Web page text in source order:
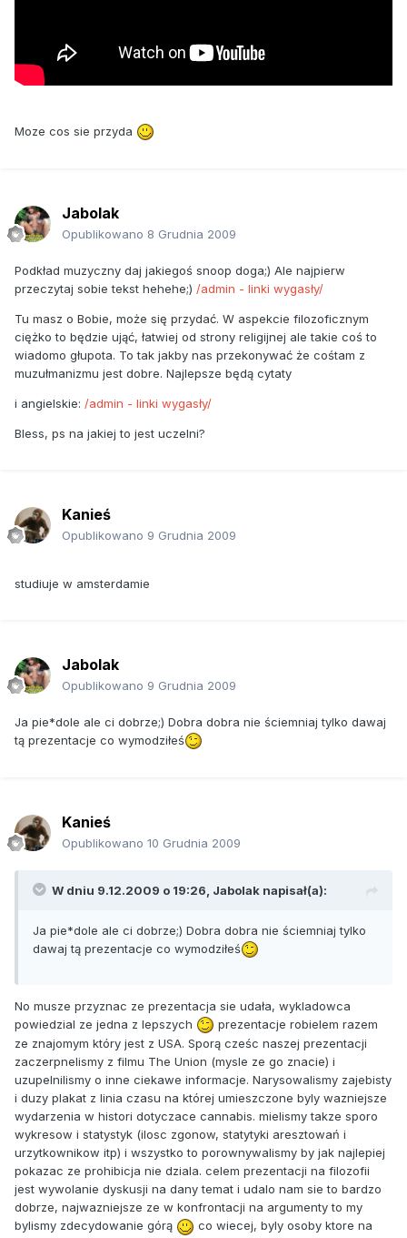
Moze cos sie przyda
Jabolak
Opublikowano 8 Grudnia 2009
Podkład muzyczny daj jakiegoś snoop doga;) Ale najpierw
przeczytaj sobie tekst hehehe;) /admin - linki wygasły/
Tu masz o Bobie, może się przydać. W aspekcie filozoficznym
ciężko to będzie ująć, łatwiej od strony religijnej ale takie coś to
wiadomo głupota. To tak jakby nas przekonywać że cośtam z
muzułmanizmu jest dobre. Najlepsze będą cytaty
i angielskie: /admin - linki wygasły/
Bless, ps na jakiej to jest uczelni?
Kanieś
Opublikowano 9 Grudnia 2009
studiuje w amsterdamie
Jabolak
Opublikowano 9 Grudnia 2009
Ja pie*dole ale ci dobrze;) Dobra dobra nie ściemniaj tylko dawaj
tą prezentacje co wymodziłeś
Kanieś
Opublikowano 10 Grudnia 2009
W dniu 9.12.2009 o 19:26, Jabolak napisał(a):
Ja pie*dole ale ci dobrze;) Dobra dobra nie ściemniaj tylko
dawaj tą prezentacje co wymodziłeś
No musze przyznac ze prezentacja sie udała, wykladowca
powiedzial ze jedna z lepszych
prezentacje robielem razem
ze znajomym który jest z USA. Sporą cześc naszej prezentacji
zaczerpnelismy z filmu The Union (mysle ze go znacie) i
uzupelnilismy o inne ciekawe informacje. Narysowalismy zajebisty
i duzy plakat z linia czasu na której umieszczone byly wazniejsze
wydarzenia w histori dotyczace cannabis. mielismy takze sporo
wykresow i statystyk (ilosc zgonow, statytyki aresztowań i
urzytkownikow itp) i wszystko to porownywalismy by jak najlepiej
pokazac ze prohibicja nie dziala. celem prezentacji na filozofii
jest wywolanie dyskusji na dany temat i udalo nam sie to bardzo
dobrze, najwazniejsze ze w konfrontacji na argumenty to my
bylismy zdecydowanie górą
co wiecej, byly osoby ktore na